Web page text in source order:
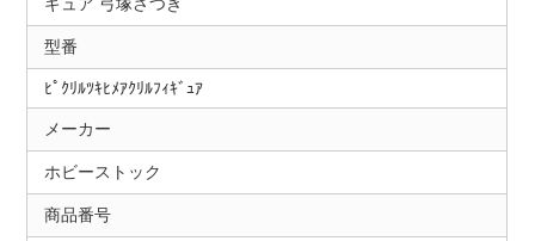
型番
ﾋﾟｸﾘﾙﾂｷﾋﾒｱｸﾘﾙﾌｨｷﾞｭｱ
メーカー
ホビーストック
商品番号